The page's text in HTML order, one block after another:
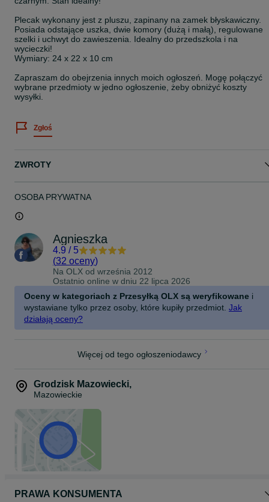
Plecak wykonany jest z pluszu, zapinany na zamek błyskawiczny.
Posiada odstające uszka, dwie komory (dużą i małą), regulowane
szelki i uchwyt do zawieszenia. Idealny do przedszkola i na
wycieczki!
Wymiary: 24 x 22 x 10 cm
Zapraszam do obejrzenia innych moich ogłoszeń. Mogę połączyć
wybrane przedmioty w jedno ogłoszenie, żeby obniżyć koszty
wysyłki.
Zgłoś
ZWROTY
OSOBA PRYWATNA
Agnieszka
4.9 / 5
(32 oceny)
Na OLX od września 2012
Ostatnio online w dniu 22 lipca 2026
Oceny w kategoriach z Przesyłką OLX są weryfikowane i
wystawiane tylko przez osoby, które kupiły przedmiot. Jak
działają oceny?
Więcej od tego ogłoszeniodawcy
Grodzisk Mazowiecki,
Mazowieckie
PRAWA KONSUMENTA